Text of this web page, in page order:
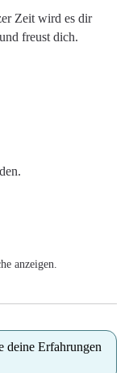
Zeit wird es dir
freust dich.
anzeigen.
deine Erfahrungen